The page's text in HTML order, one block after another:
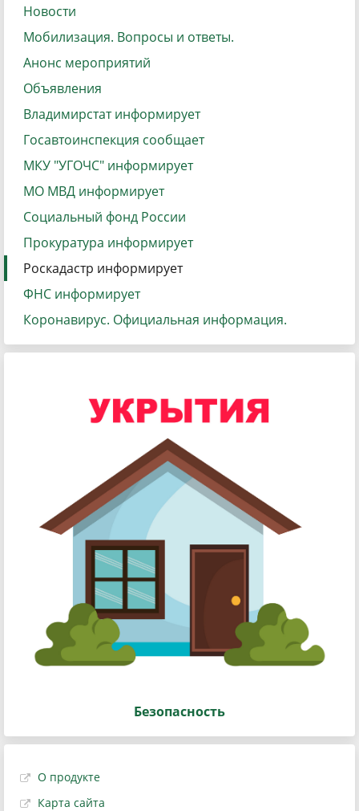
Новости
Мобилизация. Вопросы и ответы.
Анонс мероприятий
Объявления
Владимирстат информирует
Госавтоинспекция сообщает
МКУ "УГОЧС" информирует
МО МВД информирует
Социальный фонд России
Прокуратура информирует
Роскадастр информирует
ФНС информирует
Коронавирус. Официальная информация.
Безопасность
О продукте
Карта сайта